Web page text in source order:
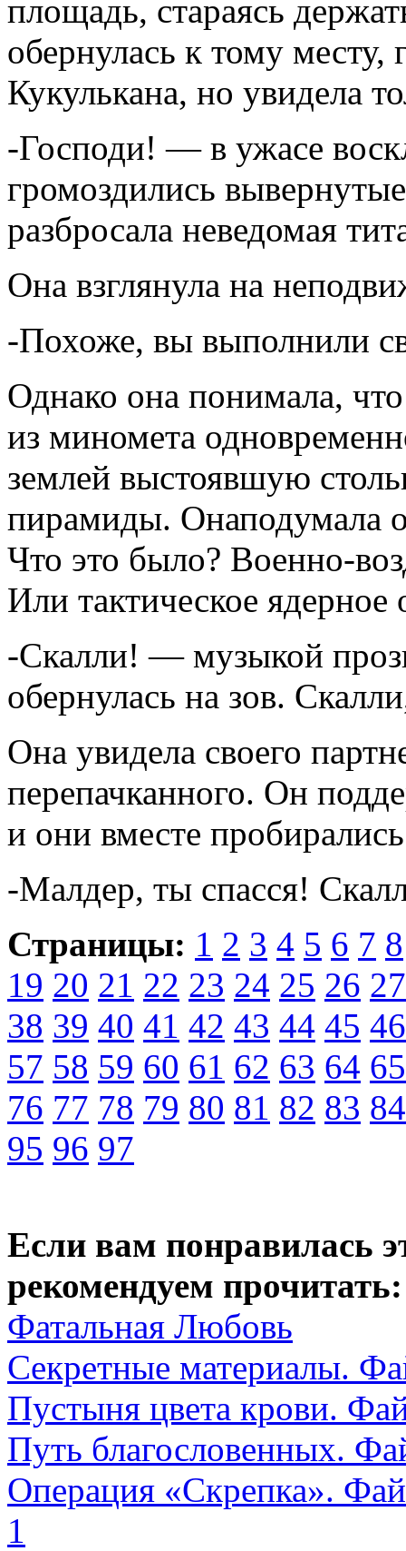
площадь, стараясь
обернулась к тому месту,
Кукулькана, но увидела
-Господи! — в ужасе
громоздились
разбросала неведомая
Она взглянула на
-Похоже, вы выполнили
Однако она понимала,
из миномета
землей выстоявшую
пирамиды. Онаподумала
Что это было? Военно-
Или тактическое ядерное
-Скалли! — музыкой
обернулась на зов.
Она увидела своего
перепачканного. Он
и они вместе
-Малдер, ты спасся!
Страницы: 1 2 3 4 5 6 7 8
19 20 21 22 23 24 25 26 27
38 39 40 41 42 43 44 45 46
57 58 59 60 61 62 63 64 65
76 77 78 79 80 81 82 83 84
95 96 97
Если вам понравилась
рекомендуем прочитать:
Фатальная Любовь
Секретные материалы.
Пустыня цвета крови.
Путь благословенных.
Операция «Скрепка».
1